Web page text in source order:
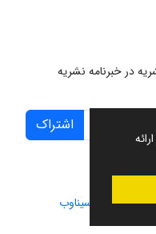
در خبرنامه نشریه
اشتراک
سازی از سیناوب